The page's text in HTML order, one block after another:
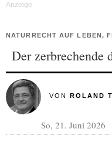
NATURRECHT AUF LEBEN,
Der zerbrechende
VON ROLAND
So, 21. Juni 2026